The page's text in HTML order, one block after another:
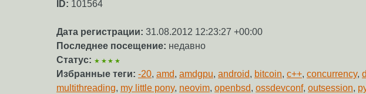
ID: 101564
Дата регистрации: 31.08.2012 12:23:27 +00:00
Последнее посещение: недавно
Статус: ★★★★
Избранные теги: -20, amd, amdgpu, android, bitcoin, c++, concurrency,
multithreading, my little pony, neovim, openbsd, ossdevconf, outsession,